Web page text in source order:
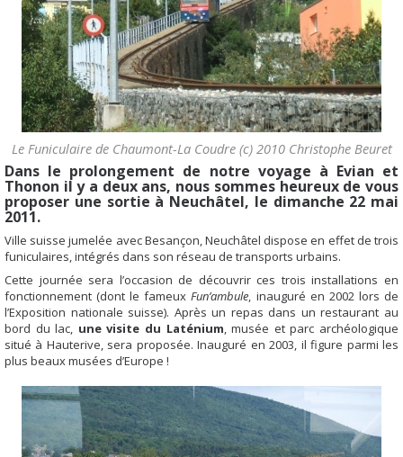
Le Funiculaire de Chaumont-La Coudre (c) 2010 Christophe Beuret
Dans le prolongement de notre voyage à Evian et
Thonon il y a deux ans, nous sommes heureux de vous
proposer une sortie à Neuchâtel, le dimanche 22 mai
2011.
Ville suisse jumelée avec Besançon, Neuchâtel dispose en effet de trois
funiculaires, intégrés dans son réseau de transports urbains.
Cette journée sera l’occasion de découvrir ces trois installations en
fonctionnement (dont le fameuxFun’ambule, inauguré en 2002 lors de
l’Exposition nationale suisse). Après un repas dans un restaurant au
bord du lac, une visite du Laténium, musée et parc archéologique
situé à Hauterive, sera proposée. Inauguré en 2003, il figure parmi les
plus beaux musées d’Europe !